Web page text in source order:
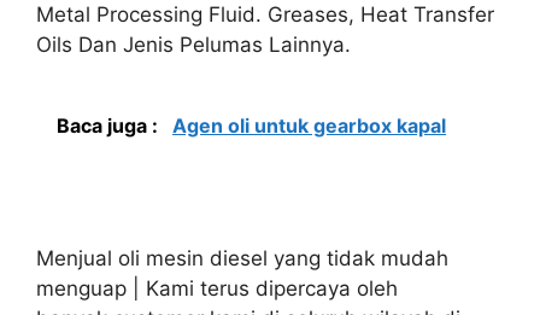
Metal Processing Fluid. Greases, Heat Transfer
Oils Dan Jenis Pelumas Lainnya.
Baca juga : Agen oli untuk gearbox kapal
Menjual oli mesin diesel yang tidak mudah
menguap | Kami terus dipercaya oleh